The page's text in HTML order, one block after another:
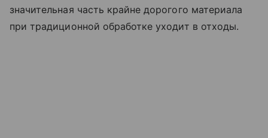
значительная часть крайне дорогого материала
при традиционной обработке уходит в отходы.